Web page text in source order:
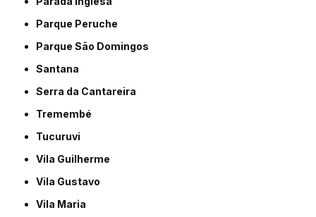
Parque Peruche
Parque São Domingos
Santana
Serra da Cantareira
Tremembé
Tucuruvi
Vila Guilherme
Vila Gustavo
Vila Maria